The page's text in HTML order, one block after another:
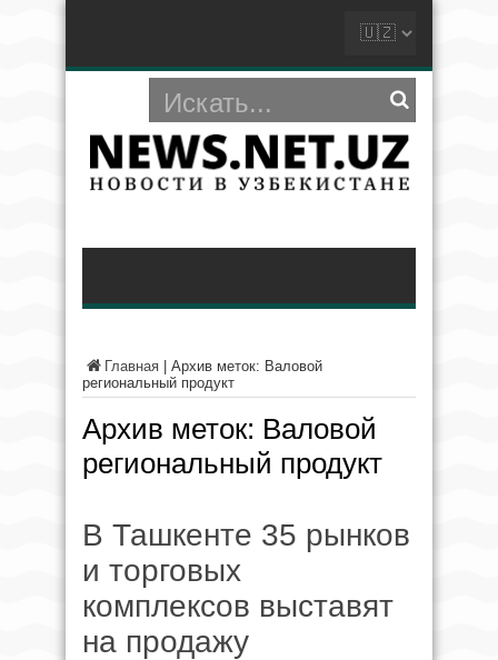
Главная
Архив меток: Валовой
региональный продукт
Архив меток: Валовой
региональный продукт
В Ташкенте 35 рынков
и торговых
комплексов выставят
на продажу